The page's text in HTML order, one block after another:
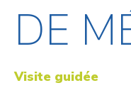
DE
Visite guidée